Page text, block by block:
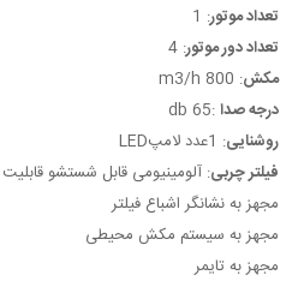
تعداد موتور: 1
تعداد دور موتور: 4
مكش: 800 m3/h
درجه صدا:65 db
روشنایی: 1عدد لامپLED
فیلتر چربی: آلومینیومی قابل شستشو قابلیت
مجهز به نشانگر اشباع فیلتر
مجهز به سیستم مكش محیطی
مجهز به تایمر